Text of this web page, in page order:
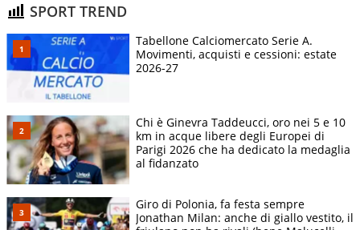
SPORT TREND
Tabellone Calciomercato Serie A.
Movimenti, acquisti e cessioni: estate
2026-27
Chi è Ginevra Taddeucci, oro nei 5 e 10
km in acque libere degli Europei di
Parigi 2026 che ha dedicato la medaglia
al fidanzato
Giro di Polonia, fa festa sempre
Jonathan Milan: anche di giallo vestito, il